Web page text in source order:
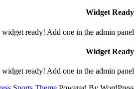
Widget Ready
ready! Add one in the admin panel.
Widget Ready
ready! Add one in the admin panel.